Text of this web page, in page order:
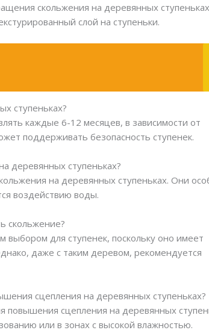
скольжения на деревянных
слой на ступеньки.
ступеньках?
каждые 6-12 месяцев, в зависимости от
поддерживать безопасность ступенек.
деревянных ступеньках?
на деревянных ступеньках. Они
воздействию воды.
скольжение?
для ступенек, поскольку оно имеет
даже с таким деревом, рекомендуется
сцепления на деревянных ступеньках?
повышения сцепления на деревянных
или в зонах с высокой влажностью.